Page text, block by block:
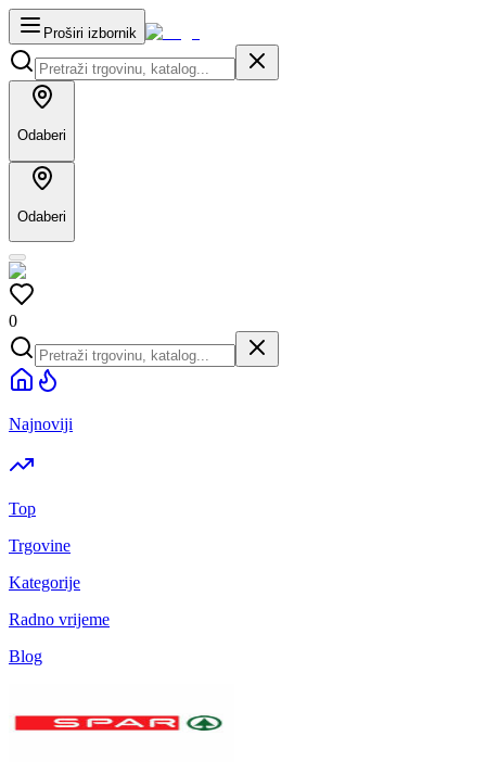
Proširi izbornik
Odaberi
Odaberi
0
Najnoviji
Top
Trgovine
Kategorije
Radno vrijeme
Blog